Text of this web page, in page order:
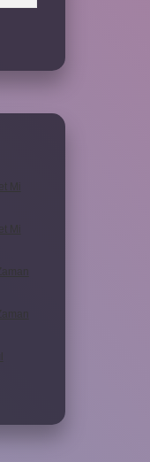
Mi
Mi